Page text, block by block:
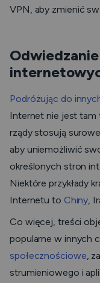
VPN, aby zmienić
Podróżując do
Internet nie jest tam
rządy stosują
aby uniemożliwić
określonych stron
Niektóre przykłady
Internetu to Chiny,
Co więcej, treści
popularne w innych
społecznościowe,
strumieniowego i